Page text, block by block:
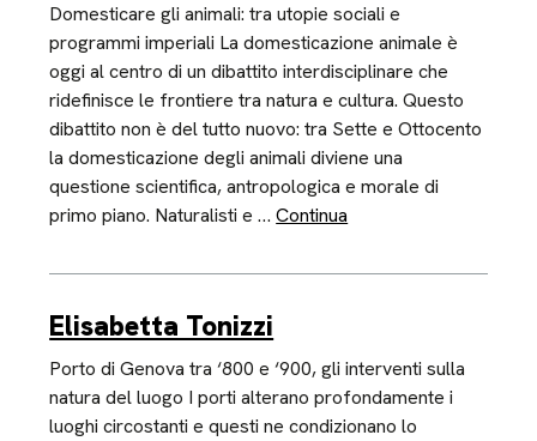
Domesticare gli animali: tra utopie sociali e
programmi imperiali La domesticazione animale è
oggi al centro di un dibattito interdisciplinare che
ridefinisce le frontiere tra natura e cultura. Questo
dibattito non è del tutto nuovo: tra Sette e Ottocento
la domesticazione degli animali diviene una
questione scientifica, antropologica e morale di
primo piano. Naturalisti e …Continua
Elisabetta Tonizzi
Porto di Genova tra ‘800 e ‘900, gli interventi sulla
natura del luogo I porti alterano profondamente i
luoghi circostanti e questi ne condizionano lo